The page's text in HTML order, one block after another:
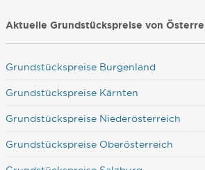
Aktuelle Grundstückspreise von
Grundstückspreise Burgenland
Grundstückspreise Kärnten
Grundstückspreise Niederösterreich
Grundstückspreise Oberösterreich